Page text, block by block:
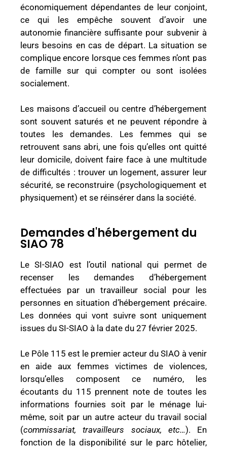
économiquement dépendantes de leur conjoint,
ce qui les empêche souvent d’avoir une
autonomie financière suffisante pour subvenir à
leurs besoins en cas de départ. La situation se
complique encore lorsque ces femmes n’ont pas
de famille sur qui compter ou sont isolées
socialement.
Les maisons d’accueil ou centre d’hébergement
sont souvent saturés et ne peuvent répondre à
toutes les demandes. Les femmes qui se
retrouvent sans abri, une fois qu’elles ont quitté
leur domicile, doivent faire face à une multitude
de difficultés : trouver un logement, assurer leur
sécurité, se reconstruire (psychologiquement et
physiquement) et se réinsérer dans la société.
Demandes d'hébergement du
SIAO 78
Le SI-SIAO est l’outil national qui permet de
recenser les demandes d’hébergement
effectuées par un travailleur social pour les
personnes en situation d’hébergement précaire.
Les données qui vont suivre sont uniquement
issues du SI-SIAO à la date du 27 février 2025.
Le Pôle 115 est le premier acteur du SIAO à venir
en aide aux femmes victimes de violences,
lorsqu’elles composent ce numéro, les
écoutants du 115 prennent note de toutes les
informations fournies soit par le ménage lui-
même, soit par un autre acteur du travail social
(commissariat, travailleurs sociaux, etc…). En
fonction de la disponibilité sur le parc hôtelier,